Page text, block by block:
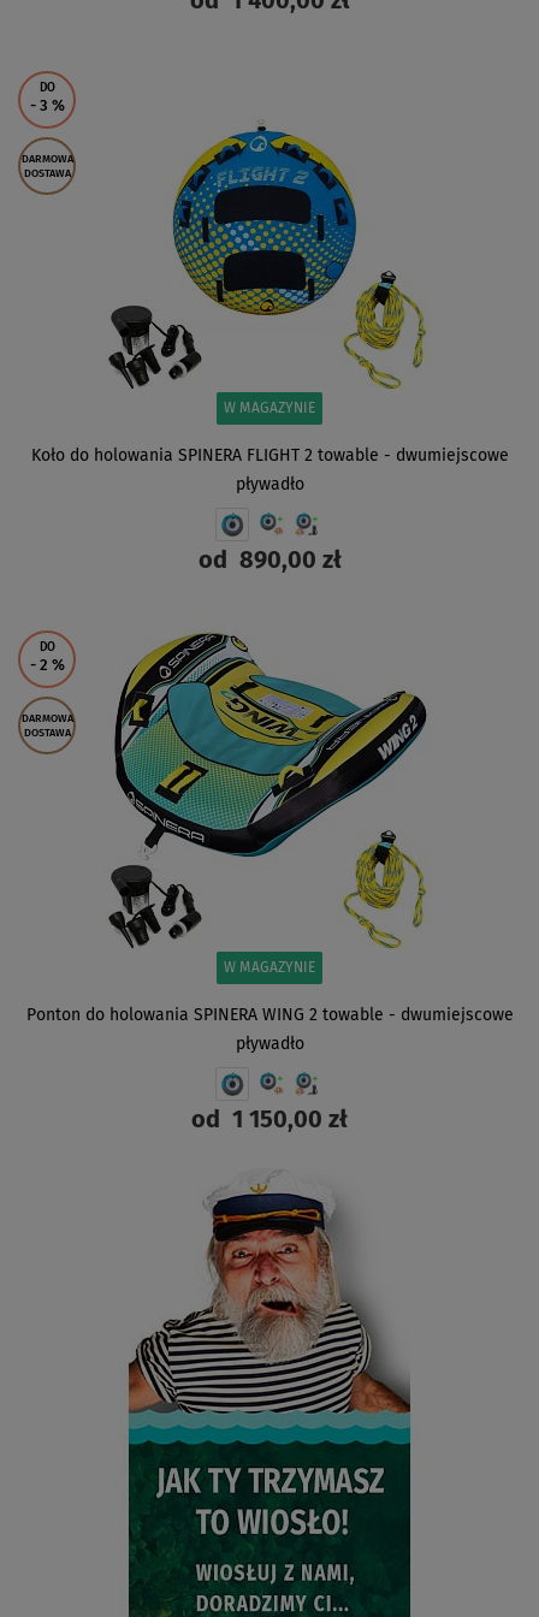
DO
- 3 %
DARMOWA
DOSTAWA
W MAGAZYNIE
Koło do holowania SPINERA FLIGHT 2 towable - dwumiejscowe
pływadło
od 890,00 zł
DO
- 2 %
DARMOWA
DOSTAWA
W MAGAZYNIE
Ponton do holowania SPINERA WING 2 towable - dwumiejscowe
pływadło
od 1 150,00 zł
ZOBACZ